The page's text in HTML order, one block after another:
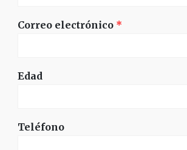
Correo electrónico *
Edad
Teléfono